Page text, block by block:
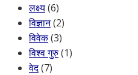
लक्ष्य(6)
विज्ञान(2)
विवेक(3)
विश्व गुरु(1)
वेद(7)